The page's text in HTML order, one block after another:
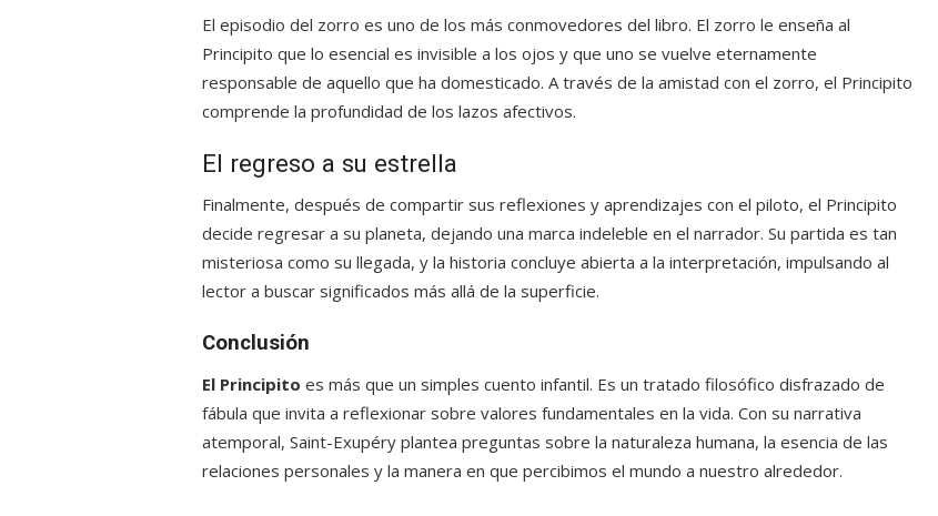
El episodio del zorro es uno de los más conmovedores del libro. El zorro le enseña al
Principito que lo esencial es invisible a los ojos y que uno se vuelve eternamente
responsable de aquello que ha domesticado. A través de la amistad con el zorro, el Principito
comprende la profundidad de los lazos afectivos.
El regreso a su estrella
Finalmente, después de compartir sus reflexiones y aprendizajes con el piloto, el Principito
decide regresar a su planeta, dejando una marca indeleble en el narrador. Su partida es tan
misteriosa como su llegada, y la historia concluye abierta a la interpretación, impulsando al
lector a buscar significados más allá de la superficie.
Conclusión
El Principito es más que un simples cuento infantil. Es un tratado filosófico disfrazado de
fábula que invita a reflexionar sobre valores fundamentales en la vida. Con su narrativa
atemporal, Saint-Exupéry plantea preguntas sobre la naturaleza humana, la esencia de las
relaciones personales y la manera en que percibimos el mundo a nuestro alrededor.